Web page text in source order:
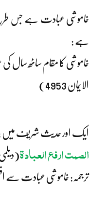
خاموشی عبادت ہے جس
ہے :
خاموشی کا مقام ساٹھ
الایمان 4953)
ایک اور حدیث شریف میں
الصمت ارفع العبادۃ
ترجمہ: خاموشی عبادت سے